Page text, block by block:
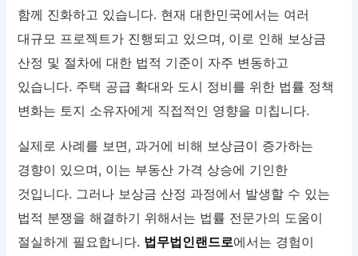
함께 진화하고 있습니다. 현재 대한민국에서는 여러
대규모 프로젝트가 진행되고 있으며, 이로 인해 보상금
산정 및 절차에 대한 법적 기준이 자주 변동하고
있습니다. 주택 공급 확대와 도시 정비를 위한 법률 정책
변화는 토지 소유자에게 직접적인 영향을 미칩니다.
실제로 사례를 보면, 과거에 비해 보상금이 증가하는
경향이 있으며, 이는 부동산 가격 상승에 기인한
것입니다. 그러나 보상금 산정 과정에서 발생할 수 있는
법적 분쟁을 해결하기 위해서는 법률 전문가의 도움이
절실하게 필요합니다. 법무법인랜드로에서는 경험이